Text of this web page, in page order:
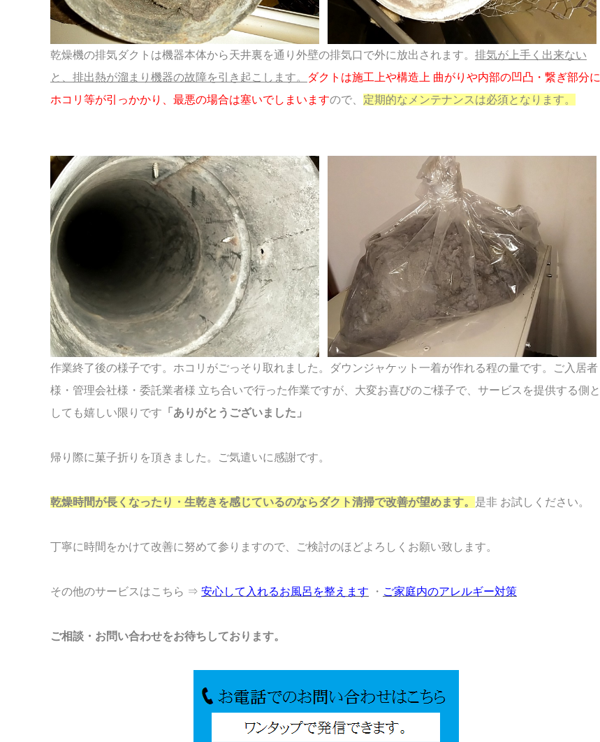
乾燥機の排気ダクトは機器本体から天井裏を通り外壁の排気口で外に放出されます。 排気が上手く 出来ない
と、排出熱が溜まり機器の故障を引き起こします。
ダクトは施工上や構造上 曲がりや内部の凹凸・繋ぎ部分に
ホコリ等が引っかかり、最悪の場合は塞いでしまいますので、 定期的なメンテナンスは必須となります。
作業終了後の様子です。ホコリがごっそり取れました。ダウンジャケット一着が作れる程の量です。ご入居者
様・管理会社様・委託業者様 立ち合いで行った作業ですが、大変お喜びのご様子で、サービスを提供する側と
しても嬉しい限りです 「ありがとうございました」
帰り際に菓子折りを頂きました。ご気遣いに感謝です。
乾燥時間が長くなったり・生乾きを感じているのならダクト清掃で改善が望めます。 是非 お試しください。
丁寧に時間をかけて改善に努めて参りますので、ご検討のほどよろしくお願い致します。
その他のサービスはこちら ⇒ 安心して入れるお風呂を整えます ・ ご家庭内のアレルギー対策
ご相談・お問い合わせをお待ちしております。